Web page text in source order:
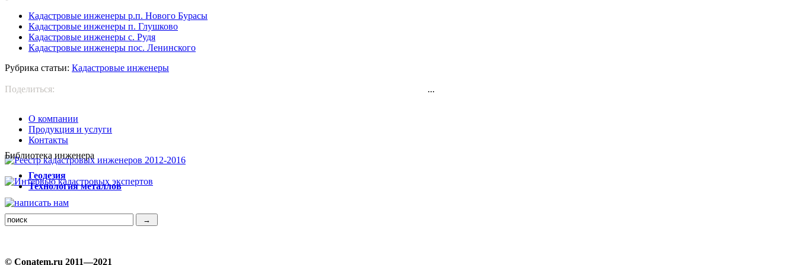
Кадастровые инженеры р.п. Нового Бурасы
Кадастровые инженеры п. Глушково
Кадастровые инженеры с. Рудя
Кадастровые инженеры пос. Ленинского
Рубрика статьи: Кадастровые инженеры
Поделиться: ...
О компании
Продукция и услуги
Контакты
Библиотека инженера
Геодезия
Технология металлов
© Conatem.ru 2011—2021